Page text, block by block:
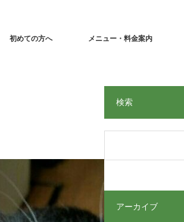
初めての方へ メニュー・料金案内
検索
アーカイブ